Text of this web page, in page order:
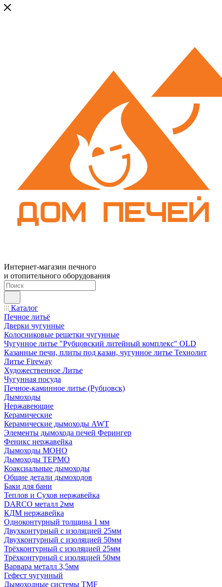
Интернет-магазин печного
и отопительного оборудования
Каталог
Печное литьё
Дверки чугунные
Колосниковые решетки чугунные
Чугунное литье "Рубцовский литейный комплекс" OLD
Казанные печи, плиты под казан, чугунное литье Технолит
Литье Fireway
Художественное Литье
Чугунная посуда
Печное-каминное литье (Рубцовск)
Дымоходы
Нержавеющие
Керамические
Керамические дымоходы AWT
Элементы дымохода печей Ферингер
Феникс нержавейка
Дымоходы МОНО
Дымоходы ТЕРМО
Коаксиальные дымоходы
Общие детали дымоходов
Баки для бани
Теплов и Сухов нержавейка
DARCO металл 2мм
КДМ нержавейка
Одноконтурный толщина 1 мм
Двухконтурный с изоляцией 25мм
Двухконтурный с изоляцией 50мм
Трёхконтурный с изоляцией 25мм
Трёхконтурный с изоляцией 50мм
Варвара металл 3,5мм
Гефест чугунный
Дымоходные системы TMF